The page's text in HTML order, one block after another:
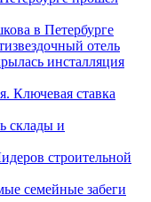
в Петербурге
отель
инсталляция
Ключевая ставка
склады и
строительной
семейные забеги